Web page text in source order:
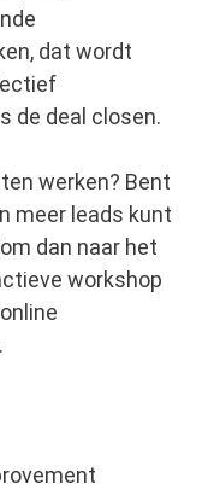
dat wordt
de deal closen.
werken? Bent
meer leads kunt
dan naar het
workshop